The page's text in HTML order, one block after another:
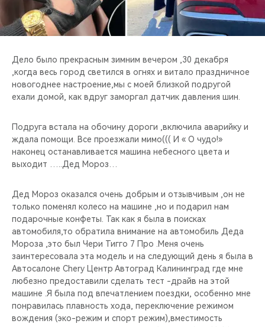
CHERY И СПОРТ
НАШИ МЕРОПРИЯТИЯ
ВИДЕООБЗОРЫ
CHERY ДЛЯ ДЕТЕЙ
Дело было прекрасным зимним вечером ,30 декабря
,когда весь город светился в огнях и витало праздничное
новогоднее настроение,мы с моей близкой подругой
ехали домой, как вдруг заморгал датчик давления шин.
Подруга встала на обочину дороги ,включила аварийку и
ждала помощи. Все проезжали мимо((( И « О чудо!»
наконец останавливается машина небесного цвета и
выходит …..Дед Мороз…
Дед Мороз оказался очень добрым и отзывчивым ,он не
только поменял колесо на машине ,но и подарил нам
подарочные конфеты. Так как я была в поисках
автомобиля,то обратила внимание на автомобиль Деда
Мороза ,это был Чери Тигго 7 Про .Меня очень
заинтересовала эта модель и на следующий день я была в
Автосалоне Chery Центр Автоград Калининград где мне
любезно предоставили сделать тест -драйв на этой
машине .Я была под впечатлением поездки, особенно мне
понравилась плавность хода, переключение режимом
вождения (эко-режим и спорт режим),вместимость